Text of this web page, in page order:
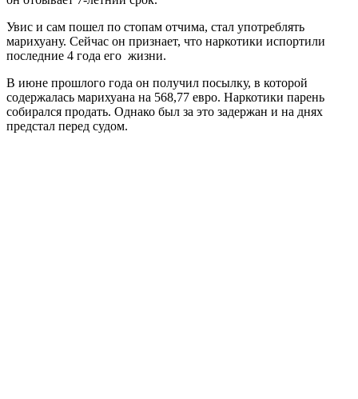
Увис и сам пошел по стопам отчима, стал употреблять
марихуану. Сейчас он признает, что наркотики испортили
последние 4 года его жизни.
В июне прошлого года он получил посылку, в которой
содержалась марихуана на 568,77 евро. Наркотики парень
собирался продать. Однако был за это задержан и на днях
предстал перед судом.